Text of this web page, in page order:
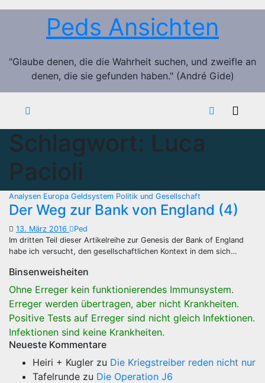
Zum
Peds Ansichten
"Glaube denen, die die Wahrheit suchen, und zweifle an
denen, die sie gefunden haben." (André Gide)
Schlagwort: Luca
Pacioli
Analysen Europa Geldsystem Politik und Gesellschaft
Der Weg zur Bank von England (4)
13. März 2016
Ped
Im dritten Teil dieser Artikelreihe zur Genesis der Bank of England
habe ich versucht, den gesellschaftlichen Kontext in dem sich…
Binsenweisheiten
Ohne Erreger kein funktionierendes Immunsystem.
Erreger werden übertragen, aber nicht Krankheiten.
Positive Tests auf Erreger sind nicht gleich Infektionen.
Infektionen sind keine Krankheiten.
Neueste Kommentare
Heiri + Kugler zu Die Kriegstreiber reden nicht nur
Tafelrunde zu Die Operation J6